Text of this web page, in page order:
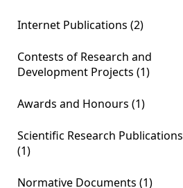
Internet Publications (2)
Contests of Research and
Development Projects (1)
Awards and Honours (1)
Scientific Research Publications
(1)
Normative Documents (1)